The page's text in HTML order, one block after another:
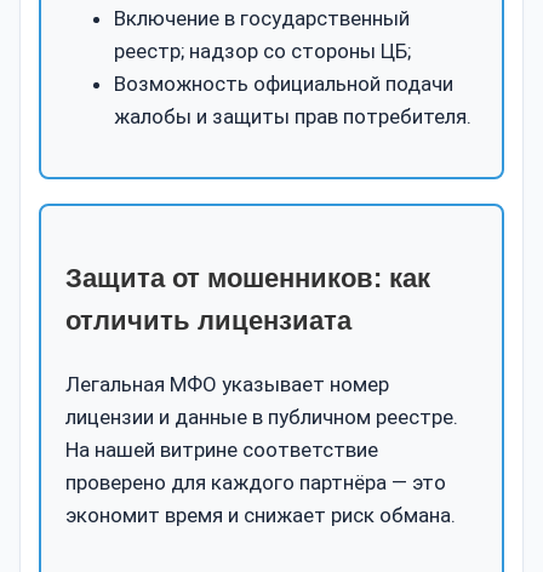
Включение в государственный
реестр; надзор со стороны ЦБ;
Возможность официальной подачи
жалобы и защиты прав потребителя.
Защита от мошенников: как
отличить лицензиата
Легальная МФО указывает номер
лицензии и данные в публичном реестре.
На нашей витрине соответствие
проверено для каждого партнёра — это
экономит время и снижает риск обмана.